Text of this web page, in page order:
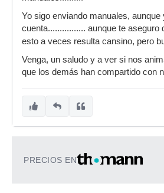
Yo sigo enviando manuales, aunque
cuenta................ aunque te aseguro
esto a veces resulta cansino, pero
Venga, un saludo y a ver si nos
que los demás han compartido con
PRECIOS EN